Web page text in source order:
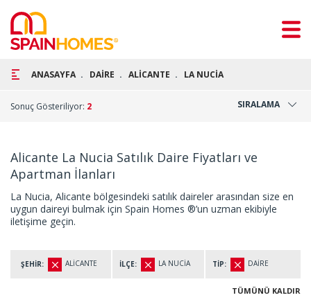
ANASAYFA DAİRE ALİCANTE LA NUCİA
SIRALAMA
Sonuç Gösteriliyor: 2
Alicante La Nucia Satılık Daire Fiyatları ve
Apartman İlanları
La Nucia, Alicante bölgesindeki satılık daireler arasından size en
uygun daireyi bulmak için Spain Homes ®’un uzman ekibiyle
iletişime geçin.
ŞEHİR: ALİCANTE İLÇE: LA NUCİA TİP: DAİRE
TÜMÜNÜ KALDIR